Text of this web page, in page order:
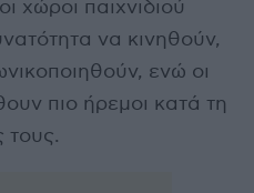
χώροι παιχνιδιού
να κινηθούν,
ενώ οι
πιο ήρεμοι κατά τη
τους.